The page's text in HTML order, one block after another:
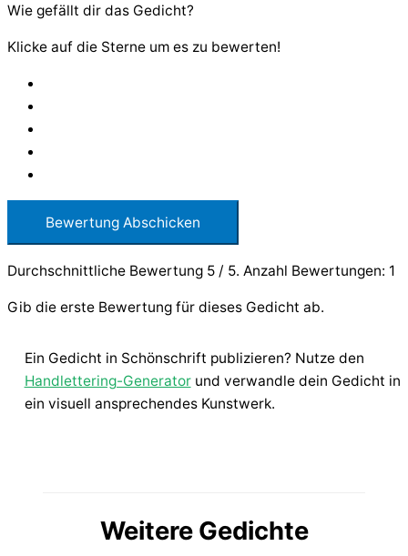
Wie gefällt dir das Gedicht?
Klicke auf die Sterne um es zu bewerten!
Bewertung Abschicken
Durchschnittliche Bewertung 5 / 5. Anzahl Bewertungen: 1
Gib die erste Bewertung für dieses Gedicht ab.
Ein Gedicht in Schönschrift publizieren? Nutze den
Handlettering-Generatorund verwandle dein Gedicht in
ein visuell ansprechendes Kunstwerk.
Weitere Gedichte